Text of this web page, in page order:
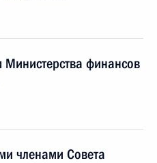
Министерства финансов
членами Совета